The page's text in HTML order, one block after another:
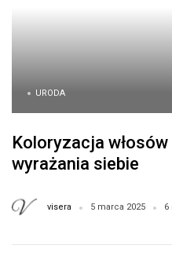
URODA
Koloryzacja
wyrażania siebie
visera 5 marca 2025 6